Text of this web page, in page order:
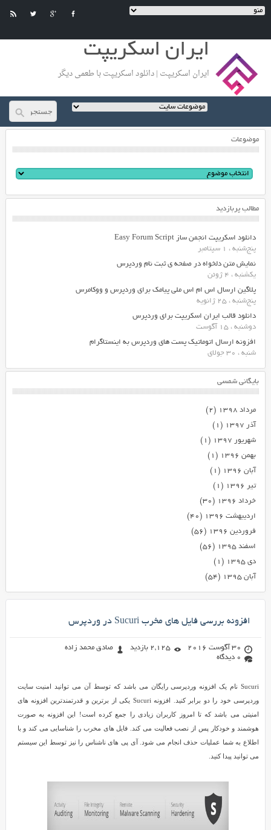
ایران اسکریپت
ایران اسکریپت | دانلود اسکریپت با طعمی دیگر
موضوعات
مطالب پربازدید
دانلود اسکریپت انجمن ساز Easy Forum Script
پنج‌شنبه ، 1 سپتامبر
نمایش متن دلخواه در صفحه ی ثبت نام وردپرس
یکشنبه ، 4 ژوئن
پلاگین ارسال اس ام اس ملی پیامک برای وردپرس و ووکامرس
پنج‌شنبه ، 25 ژانویه
دانلود قالب ایران اسکریپت برای وردپرس
دوشنبه ، 15 آگوست
افزونه ارسال اتوماتیک پست های وردپرس به اینستاگرام
شنبه ، 30 جولای
بایگانی شمسی
مرداد ۱۳۹۸
(۲)
آذر ۱۳۹۷
(۱)
شهریور ۱۳۹۷
(۱)
بهمن ۱۳۹۶
(۱)
آبان ۱۳۹۶
(۱)
تیر ۱۳۹۶
(۱)
خرداد ۱۳۹۶
(۳۰)
اردیبهشت ۱۳۹۶
(۴۰)
فروردین ۱۳۹۶
(۵۶)
اسفند ۱۳۹۵
(۵۶)
دی ۱۳۹۵
(۱)
آبان ۱۳۹۵
(۵۴)
افزونه بررسی فایل های مخرب Sucuri در وردپرس
30 آگوست 2016 2,125 بازدید
صادق محمد زاده
0 دیدگاه
Sucuri نام یک افزونه وردپرسی رایگان می باشد که توسط آن می توانید امنیت سایت
وردپرسی خود را دو برابر کنید. افزونه Sucuri یکی از برترین و قدرتمندترین افزونه های
امنیتی می باشد که تا امروز کاربران زیادی را جمع کرده است! این افزونه به صورت
هوشمند و خودکار پس از نصب فعالیت می کند. فایل های مخرب را شناسایی می کند و با
اطلاع به شما عملیات حذف انجام می شود. آی پی های ناشناس را نیز توسط این سیستم
می توانید پیدا کنید.